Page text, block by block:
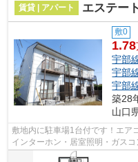
賃貸 | アパート エステー
敷0
1.78
宇部
宇部
宇部
築28
山口
敷地内に駐車場1台付です！エア
インターホン・居室照明・ガス